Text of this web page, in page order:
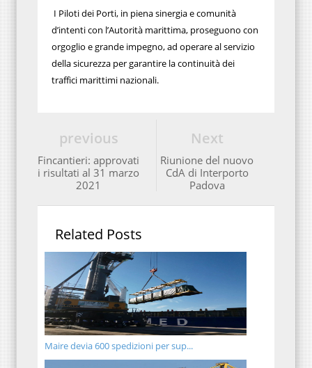
I Piloti dei Porti, in piena sinergia e comunità
d’intenti con l’Autorità marittima, proseguono con
orgoglio e grande impegno, ad operare al servizio
della sicurezza per garantire la continuità dei
traffici marittimi nazionali.
Next
Riunione del nuovo
CdA di Interporto
Padova
previous
Fincantieri: approvati
i risultati al 31 marzo
2021
Related Posts
Maire devia 600 spedizioni per sup...